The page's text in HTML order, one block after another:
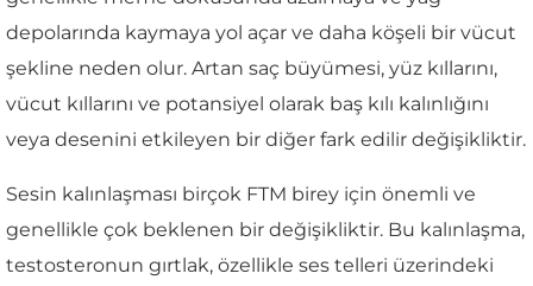
depolarında kaymaya yol açar ve daha köşeli bir vücut
şekline neden olur. Artan saç büyümesi, yüz kıllarını,
vücut kıllarını ve potansiyel olarak baş kılı kalınlığını
veya desenini etkileyen bir diğer fark edilir değişikliktir.
Sesin kalınlaşması birçok FTM birey için önemli ve
genellikle çok beklenen bir değişikliktir. Bu kalınlaşma,
testosteronun gırtlak, özellikle ses telleri üzerindeki